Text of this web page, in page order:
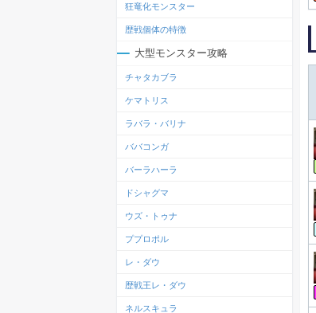
狂竜化モンスター
歴戦個体の特徴
大型モンスター攻略
チャタカブラ
ケマトリス
ラバラ・バリナ
ババコンガ
バーラハーラ
ドシャグマ
ウズ・トゥナ
ププロポル
レ・ダウ
歴戦王レ・ダウ
ネルスキュラ